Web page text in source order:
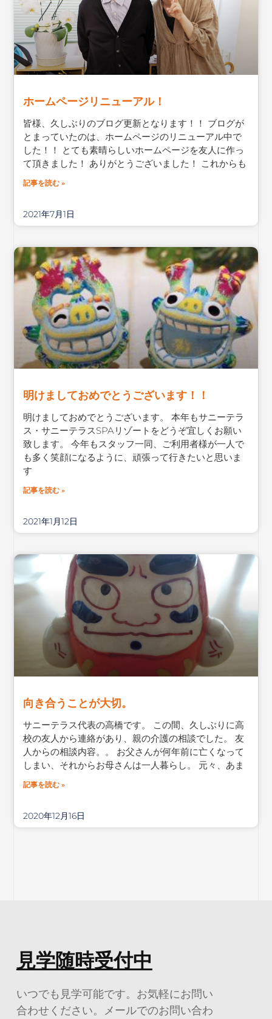
ホームページリニューアル！
皆様、久しぶりのブログ更新となります！！ ブログが
とまっていたのは、ホームページのリニューアル中で
した！！ とても素晴らしいホームページを友人に作っ
て頂きました！ ありがとうございました！ これからも
記事を読む »
2021年7月1日
明けましておめでとうございます！！
明けましておめでとうございます。 本年もサニーテラ
ス・サニーテラスSPAリゾートをどうぞ宜しくお願い
致します。 今年もスタッフ一同、ご利用者様が一人で
も多く笑顔になるように、頑張って行きたいと思いま
す
記事を読む »
2021年1月12日
向き合うことが大切。
サニーテラス代表の高橋です。 この間、久しぶりに高
校の友人から連絡があり、親の介護の相談でした。 友
人からの相談内容。。 お父さんが何年前に亡くなって
しまい、それからお母さんは一人暮らし。 元々、あま
記事を読む »
2020年12月16日
見学随時受付中
いつでも見学可能です。お気軽にお問い
合わせください。メールでのお問い合わ